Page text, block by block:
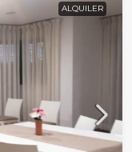
ALQUILER